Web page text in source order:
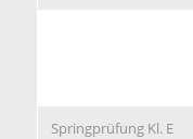
Springprüfung Kl. E